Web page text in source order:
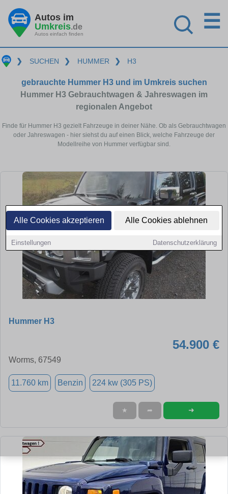
Alle Cookies akzeptieren Alle Cookies ablehnen
Einstellungen Datenschutzerklärung
Autos im
Umkreis.de
Autos einfach finden
☰
❯ SUCHEN ❯ HUMMER ❯ H3
gebrauchte Hummer H3 und im Umkreis suchen
Hummer H3 Gebrauchtwagen & Jahreswagen im
regionalen Angebot
Finde für Hummer H3 gezielt Fahrzeuge in deiner Nähe. Ob als Gebrauchtwagen
oder Jahreswagen - hier siehst du auf einen Blick, welche Fahrzeuge der
Modellreihe von Hummer verfügbar sind.
Hummer H3
54.900 €
Worms, 67549
11.760 km Benzin 224 kw (305 PS)
★ ➦ ➜